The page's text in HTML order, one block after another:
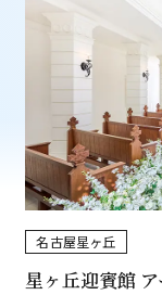
名古屋星ヶ丘
星ヶ丘迎賓館